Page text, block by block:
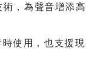
，為聲音增添高
使用，也支援現